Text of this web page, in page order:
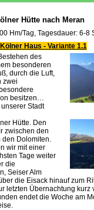
Hütte nach Meran
Hm/Tag, Tagesdauer: 6-8
Haus - Variante 1.1
des
besonderen
durch die Luft,
zwei
besitzen…
Stadt
Hütte. Den
zwischen den
den Dolomiten.
wir mit einer
Tage weiter
die
Seiser Alm
die Eisack hinauf zum
letzten Übernachtung kurz
endet die Woche am